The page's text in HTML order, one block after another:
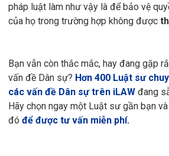
pháp luật làm như vậy là để bảo vệ
của họ trong trường hợp không được
Bạn vẫn còn thắc mắc, hay đang gặp
vấn đề Dân sự? Hơn 400 Luật sư
các vấn đề Dân sự trên iLAW đang
Hãy chọn ngay một Luật sư gần bạn
đó để được tư vấn miễn phí.